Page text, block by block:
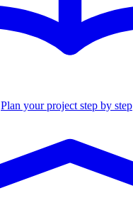
Plan your project step by step